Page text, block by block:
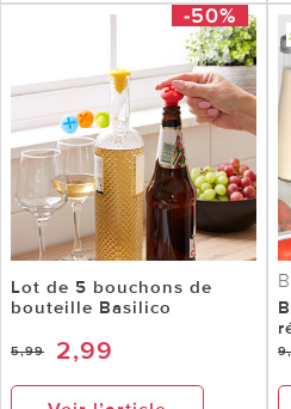
-50%
Lot de 5 bouchons de
bouteille Basilico
5,99 2,99